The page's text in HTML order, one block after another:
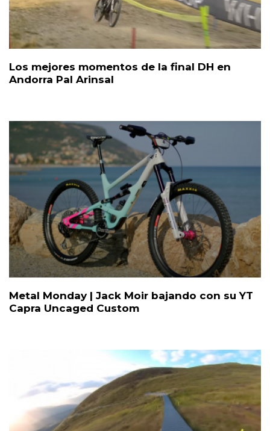
Los mejores momentos de la final DH en
Andorra Pal Arinsal
Metal Monday | Jack Moir bajando con su YT
Capra Uncaged Custom